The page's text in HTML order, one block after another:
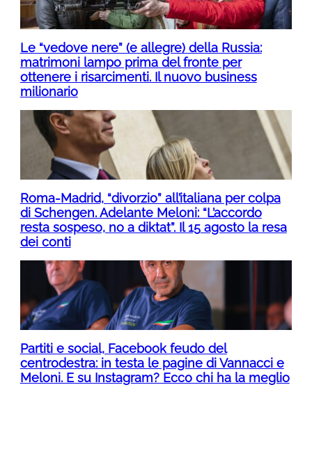
Le “vedove nere” (e allegre) della Russia:
matrimoni lampo prima del fronte per
ottenere i risarcimenti. Il nuovo business
milionario
Roma-Madrid, “divorzio” all’italiana per colpa
di Schengen. Adelante Meloni: “L’accordo
resta sospeso, no a diktat”. Il 15 agosto la resa
dei conti
Partiti e social, Facebook feudo del
centrodestra: in testa le pagine di Vannacci e
Meloni. E su Instagram? Ecco chi ha la meglio